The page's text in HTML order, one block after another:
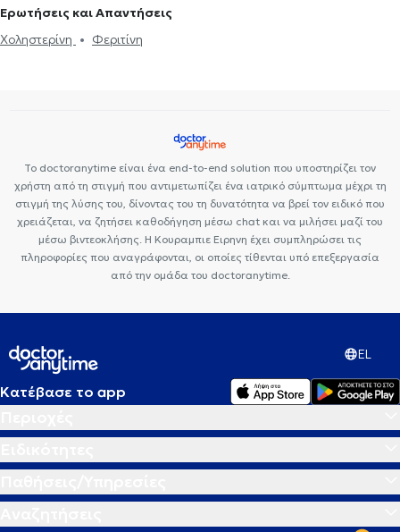
Ερωτήσεις και Απαντήσεις
Χοληστερίνη
Φεριτίνη
Το doctoranytime είναι ένα end-to-end solution που υποστηρίζει τον
χρήστη από τη στιγμή που αντιμετωπίζει ένα ιατρικό σύμπτωμα μέχρι τη
στιγμή της λύσης του, δίνοντας του τη δυνατότητα να βρεί τον ειδικό που
χρειάζεται, να ζητήσει καθοδήγηση μέσω chat και να μιλήσει μαζί του
μέσω βιντεοκλήσης. Η Κουραμπιε Ειρηνη έχει συμπληρώσει τις
πληροφορίες που αναγράφονται, οι οποίες τίθενται υπό επεξεργασία
από την ομάδα του doctoranytime.
EL
Κατέβασε το app